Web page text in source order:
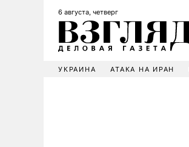
6 августа, четверг
УКРАИНА АТАКА НА ИРАН